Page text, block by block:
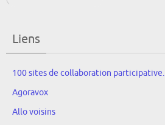
Liens
100 sites de collaboration participative.
Agoravox
Allo voisins